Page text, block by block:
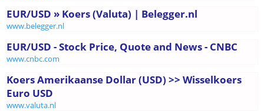
EUR/USD » Koers (Valuta) | Belegger.nl
www.belegger.nl
EUR/USD - Stock Price, Quote and News - CNBC
www.cnbc.com
Koers Amerikaanse Dollar (USD) >> Wisselkoers
Euro USD
www.valuta.nl